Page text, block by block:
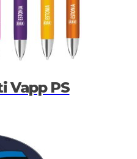
Vapp PS